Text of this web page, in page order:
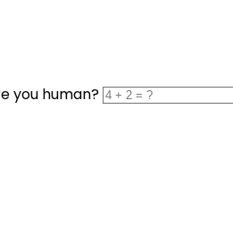
you human?